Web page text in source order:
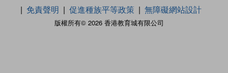
版權所有© 2026 香港教育城有限公司
免責聲明
促進種族平等政策 無障礙網站設計